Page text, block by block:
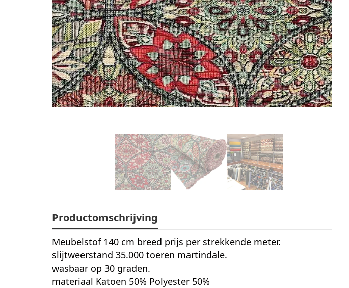
Productomschrijving
Meubelstof 140 cm breed prijs per strekkende meter.
slijtweerstand 35.000 toeren martindale.
wasbaar op 30 graden.
materiaal Katoen 50% Polyester 50%